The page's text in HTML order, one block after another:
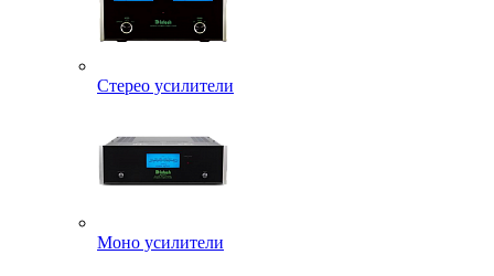
Стерео усилители
Моно усилители